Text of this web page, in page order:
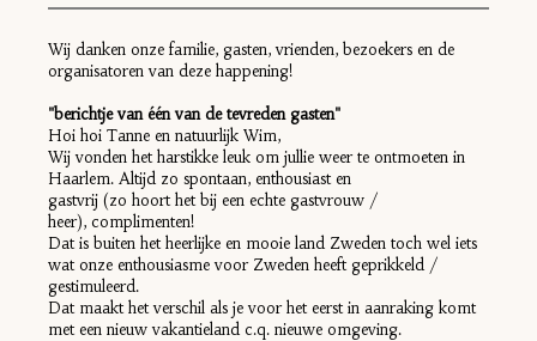
Wij danken onze familie, gasten, vrienden, bezoekers en de
organisatoren van deze happening!
"berichtje van één van de tevreden gasten"
Hoi hoi Tanne en natuurlijk Wim,
Wij vonden het harstikke leuk om jullie weer te ontmoeten in
Haarlem. Altijd zo spontaan, enthousiast en
gastvrij (zo hoort het bij een echte gastvrouw /
heer), complimenten!
Dat is buiten het heerlijke en mooie land Zweden toch wel iets
wat onze enthousiasme voor Zweden heeft geprikkeld /
gestimuleerd.
Dat maakt het verschil als je voor het eerst in aanraking komt
met een nieuw vakantieland c.q. nieuwe omgeving.